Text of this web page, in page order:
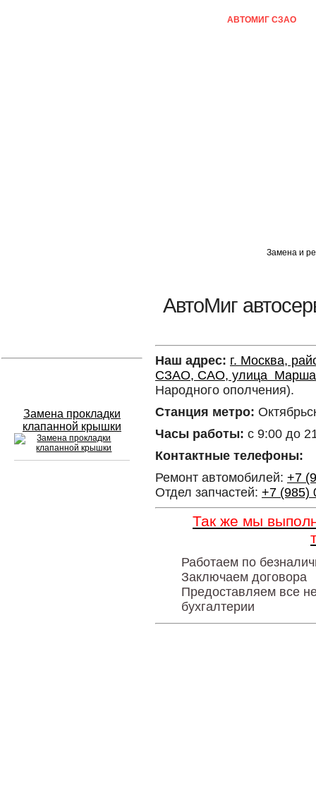
АВТОМИГ СЗАО
Замена прокладки
клапанной крышки
Замена и
АвтоМиг
Наш адрес: г. Москва,
СЗАО, САО, улица
Народного ополчения).
Станция метро:
Часы работы: с 9:00 до
Контактные телефоны:
Ремонт автомобилей: +7
Отдел запчастей: +7 (985)
Так же мы
Работаем по
Заключаем договора
Предоставляем все
бухгалтерии